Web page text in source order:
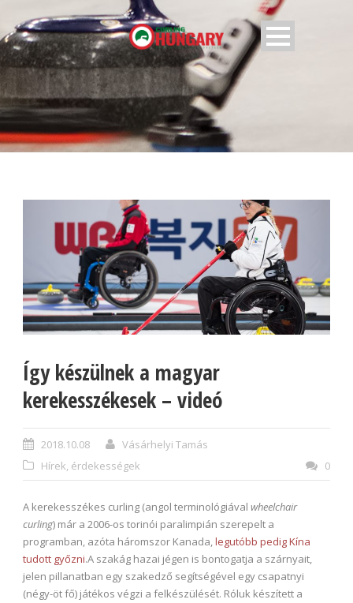
Így készülnek a magyar
kerekesszékesek – videó
2018.10.08
Vásárhelyi Tamás
Hírek, érdekességek
0
A kerekesszékes curling (angol terminológiával wheelchair
curling) már a 2006-os torinói paralimpián szerepelt a
programban, azóta háromszor Kanada,legutóbb pedig Kína
tudott győzni.A szakág hazai jégen is bontogatja a szárnyait,
jelen pillanatban egy szakedző segítségével egy csapatnyi
(négy-öt fő) játékos végzi a felkészülését. Róluk készített a